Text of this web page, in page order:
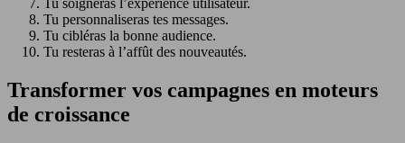
Tu soigneras l’expérience utilisateur.
Tu personnaliseras tes messages.
Tu cibléras la bonne audience.
Tu resteras à l’affût des nouveautés.
Transformer vos campagnes en moteurs
de croissance